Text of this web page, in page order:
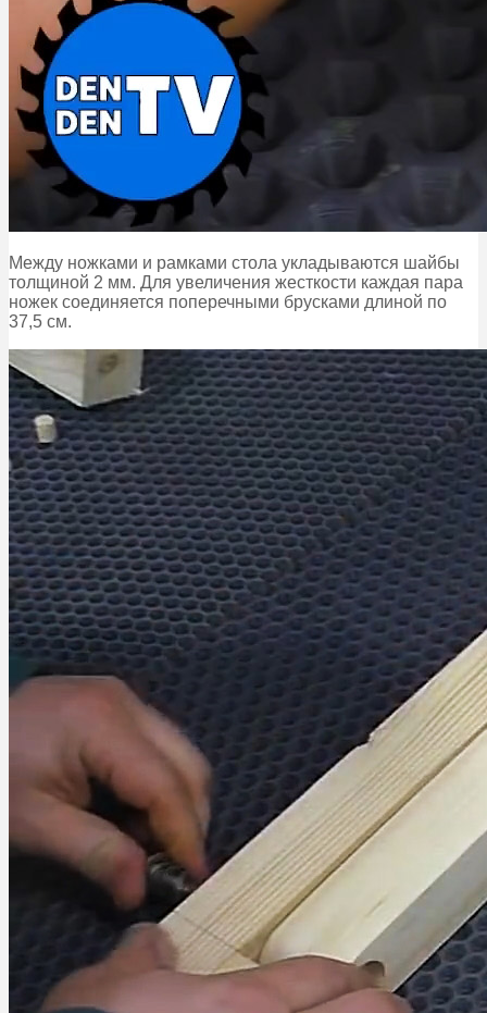
Между ножками и рамками стола укладываются шайбы
толщиной 2 мм. Для увеличения жесткости каждая пара
ножек соединяется поперечными брусками длиной по
37,5 см.